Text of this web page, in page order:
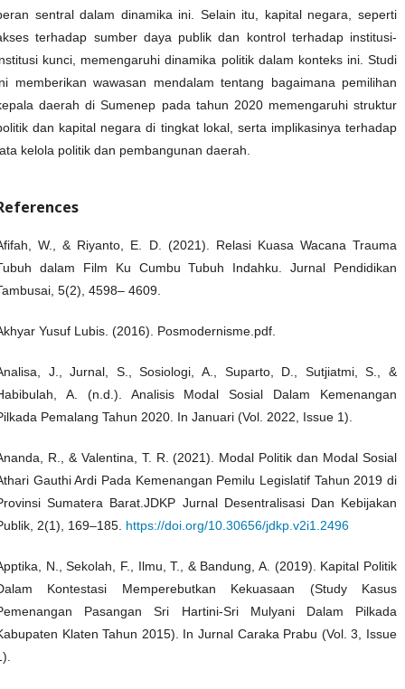
sentral dalam dinamika ini. Selain itu, kapital negara, seperti
terhadap sumber daya publik dan kontrol terhadap institusi-
kunci, memengaruhi dinamika politik dalam konteks ini. Studi
memberikan wawasan mendalam tentang bagaimana pemilihan
daerah di Sumenep pada tahun 2020 memengaruhi struktur
dan kapital negara di tingkat lokal, serta implikasinya terhadap
kelola politik dan pembangunan daerah.
W., & Riyanto, E. D. (2021). Relasi Kuasa Wacana Trauma
dalam Film Ku Cumbu Tubuh Indahku. Jurnal Pendidikan
5(2), 4598– 4609.
Yusuf Lubis. (2016). Posmodernisme.pdf.
J., Jurnal, S., Sosiologi, A., Suparto, D., Sutjiatmi, S., &
A. (n.d.). Analisis Modal Sosial Dalam Kemenangan
Pemalang Tahun 2020. In Januari (Vol. 2022, Issue 1).
R., & Valentina, T. R. (2021). Modal Politik dan Modal Sosial
Gauthi Ardi Pada Kemenangan Pemilu Legislatif Tahun 2019 di
Sumatera Barat.JDKP Jurnal Desentralisasi Dan Kebijakan
2(1), 169–185. https://doi.org/10.30656/jdkp.v2i1.2496
N., Sekolah, F., Ilmu, T., & Bandung, A. (2019). Kapital Politik
Kontestasi Memperebutkan Kekuasaan (Study Kasus
Pasangan Sri Hartini-Sri Mulyani Dalam Pilkada
Klaten Tahun 2015). In Jurnal Caraka Prabu (Vol. 3, Issue